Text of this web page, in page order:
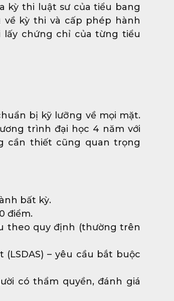
kỳ thi luật sư của tiểu bang
kỳ thi và cấp phép hành
chứng chỉ của từng tiểu
bị kỹ lưỡng về mọi mặt.
trình đại học 4 năm với
cần thiết cũng quan trọng
bất kỳ.
điểm.
theo quy định (thường trên
– yêu cầu bắt buộc
có thẩm quyền, đánh giá